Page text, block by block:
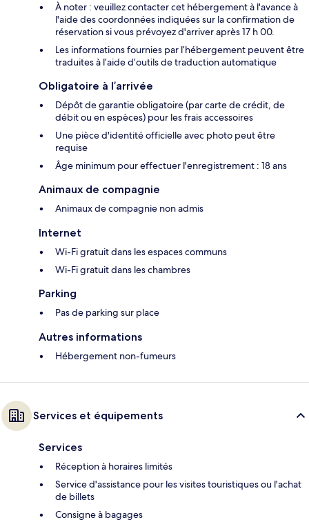
À noter : veuillez contacter cet hébergement à l'avance à
l'aide des coordonnées indiquées sur la confirmation de
réservation si vous prévoyez d'arriver après 17 h 00.
Les informations fournies par l’hébergement peuvent être
traduites à l’aide d’outils de traduction automatique
Obligatoire à l’arrivée
Dépôt de garantie obligatoire (par carte de crédit, de
débit ou en espèces) pour les frais accessoires
Une pièce d'identité officielle avec photo peut être
requise
Âge minimum pour effectuer l'enregistrement : 18 ans
Animaux de compagnie
Animaux de compagnie non admis
Internet
Wi-Fi gratuit dans les espaces communs
Wi-Fi gratuit dans les chambres
Parking
Pas de parking sur place
Autres informations
Hébergement non-fumeurs
Services et équipements
Services
Réception à horaires limités
Service d'assistance pour les visites touristiques ou l'achat
de billets
Consigne à bagages